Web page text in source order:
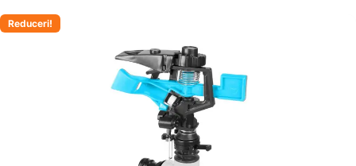
Reduceri!